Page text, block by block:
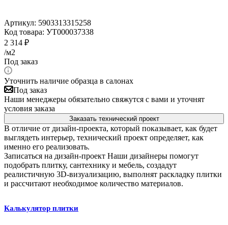
Артикул: 5903313315258
Код товара: УТ000037338
2 314 ₽
/м2
Под заказ
Уточнить наличие образца в салонах
Под заказ
Наши менеджеры обязательно свяжутся с вами и уточнят
условия заказа
Заказать технический проект
В отличие от дизайн-проекта, который показывает, как будет
выглядеть интерьер, технический проект определяет, как
именно его реализовать.
Записаться на дизайн-проект Наши дизайнеры помогут
подобрать плитку, сантехнику и мебель, создадут
реалистичную 3D-визуализацию, выполнят раскладку плитки
и рассчитают необходимое количество материалов.
Калькулятор плитки